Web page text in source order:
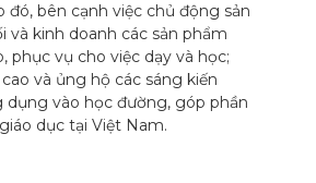
đó, bên cạnh việc chủ động sản
và kinh doanh các sản phẩm
phục vụ cho việc dạy và học;
và ủng hộ các sáng kiến
dụng vào học đường, góp phần
dục tại Việt Nam.